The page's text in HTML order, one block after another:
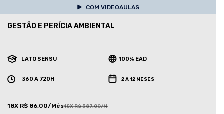
COM VIDEOAULAS
GESTÃO E PERÍCIA AMBIENTAL
LATO SENSU 100% EAD
360 A 720H 2 A 12 MESES
18X R$ 86,00/Mês18X R$ 387,00/Mês